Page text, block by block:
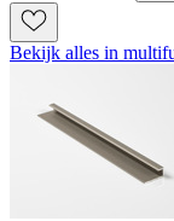
Bekijk alles in